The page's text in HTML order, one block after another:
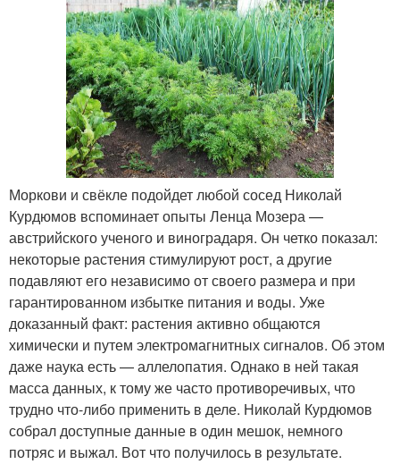
Моркови и свёкле подойдет любой сосед Николай
Курдюмов вспоминает опыты Ленца Мозера —
австрийского ученого и виноградаря. Он четко показал:
некоторые растения стимулируют рост, а другие
подавляют его независимо от своего размера и при
гарантированном избытке питания и воды. Уже
доказанный факт: растения активно общаются
химически и путем электромагнитных сигналов. Об этом
даже наука есть — аллелопатия. Однако в ней такая
масса данных, к тому же часто противоречивых, что
трудно что-либо применить в деле. Николай Курдюмов
собрал доступные данные в один мешок, немного
потряс и выжал. Вот что получилось в результате.